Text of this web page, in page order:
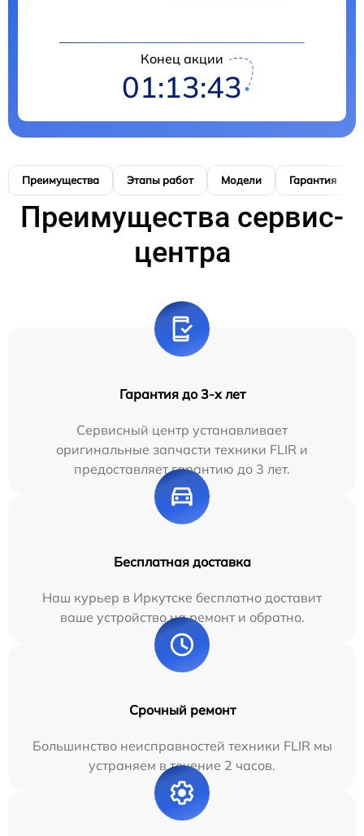
Конец акции
01:13:42
Преимущества Этапы работ Модели Гарантия
Преимущества сервис-
центра
Гарантия до 3-х лет
Сервисный центр устанавливает
оригинальные запчасти техники FLIR и
предоставляет гарантию до 3 лет.
Бесплатная доставка
Наш курьер в Иркутске бесплатно доставит
ваше устройство на ремонт и обратно.
Срочный ремонт
Большинство неисправностей техники FLIR мы
устраняем в течение 2 часов.